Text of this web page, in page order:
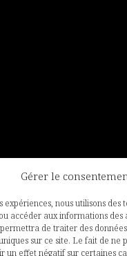
Gérer le
nous utilisons des
accéder aux informations
permettra de traiter des
sur ce site. Le fait de ne
un effet négatif sur certaines